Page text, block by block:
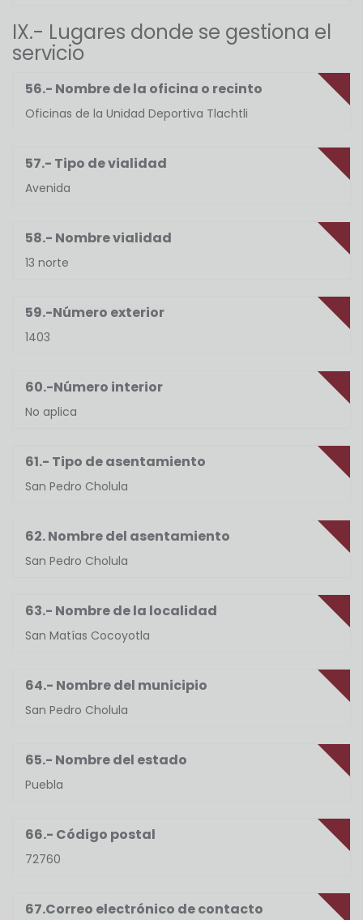
IX.- Lugares donde se gestiona el
servicio
56.- Nombre de la oficina o recinto
Oficinas de la Unidad Deportiva Tlachtli
57.- Tipo de vialidad
Avenida
58.- Nombre vialidad
13 norte
59.-Número exterior
1403
60.-Número interior
No aplica
61.- Tipo de asentamiento
San Pedro Cholula
62. Nombre del asentamiento
San Pedro Cholula
63.- Nombre de la localidad
San Matías Cocoyotla
64.- Nombre del municipio
San Pedro Cholula
65.- Nombre del estado
Puebla
66.- Código postal
72760
67.Correo electrónico de contacto